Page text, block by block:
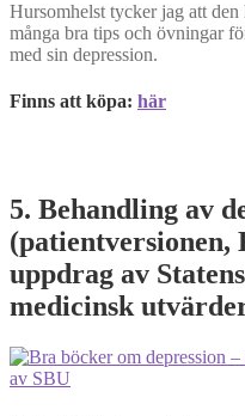
Hursomhelst tycker jag att
många bra tips och övningar
med sin depression.
Finns att köpa: här
5. Behandling av
uppdrag av
medicinsk